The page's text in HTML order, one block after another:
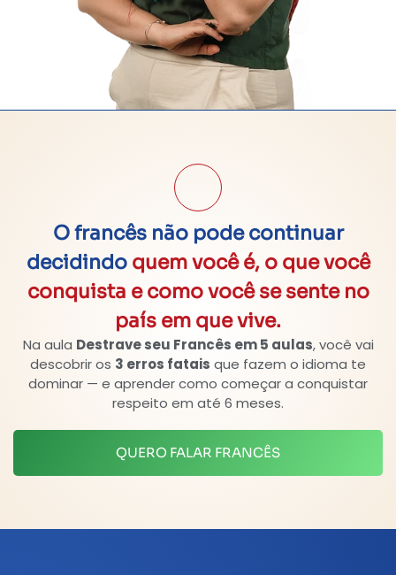
O francês não pode continuar
decidindo quem você é, o que você
conquista e como você se sente no
país em que vive.
Na aula Destrave seu Francês em 5 aulas, você vai
descobrir os 3 erros fatais que fazem o idioma te
dominar — e aprender como começar a conquistar
respeito em até 6 meses.
QUERO FALAR FRANCÊS